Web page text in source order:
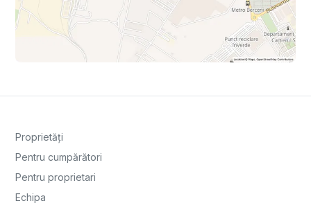
Proprietăți
Pentru cumpărători
Pentru proprietari
Echipa